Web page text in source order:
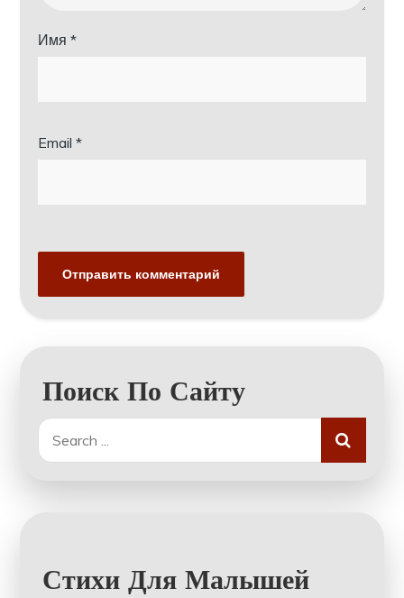
Имя*
Email*
Поиск По Сайту
Search
for:
Стихи Для Малышей